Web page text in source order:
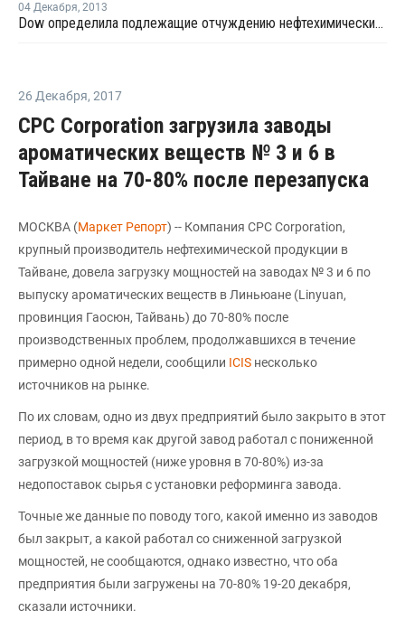
04 Декабря, 2013
Dow определила подлежащие отчуждению нефтехимические предприятия
26 Декабря, 2017
CPC Corporation загрузила заводы
ароматических веществ № 3 и 6 в
Тайване на 70-80% после перезапуска
МОСКВА (Маркет Репорт) -- Компания CPC Corporation,
крупный производитель нефтехимической продукции в
Тайване, довела загрузку мощностей на заводах № 3 и 6 по
выпуску ароматических веществ в Линьюане (Linyuan,
провинция Гаосюн, Тайвань) до 70-80% после
производственных проблем, продолжавшихся в течение
примерно одной недели, сообщили ICIS несколько
источников на рынке.
По их словам, одно из двух предприятий было закрыто в этот
период, в то время как другой завод работал с пониженной
загрузкой мощностей (ниже уровня в 70-80%) из-за
недопоставок сырья с установки реформинга завода.
Точные же данные по поводу того, какой именно из заводов
был закрыт, а какой работал со сниженной загрузкой
мощностей, не сообщаются, однако известно, что оба
предприятия были загружены на 70-80% 19-20 декабря,
сказали источники.